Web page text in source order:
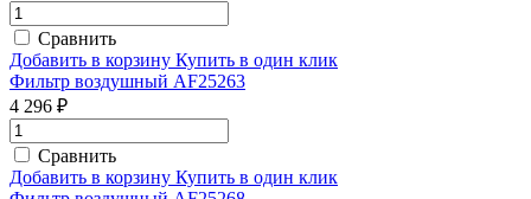
Сравнить
Добавить в корзину Купить в один клик
Фильтр воздушный AF25263
4 296 ₽
Сравнить
Добавить в корзину Купить в один клик